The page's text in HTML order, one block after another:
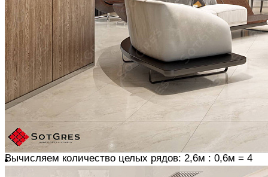
Измеряем длину поверхности для укладки,
вычисляем сколько целых рядов плитки помещается
в линию укладки, распределяем ряды от центра к
краям
Плитка для крайних рядов подрезается.Если длина
крайнего ряда меньше 30% плиты (т.е. ряд получается
узкий) – количество целых рядов для укладки
уменьшаем на 1.
Аналогично расшиваем поверхность
по высоте
Например, длина стены 2,6 м. Для монтажа
используется плитка формата 0,6х0,6 м
Вычисляем количество целых рядов: 2,6м : 0,6м = 4
целых ряда и остаток 0,2 м